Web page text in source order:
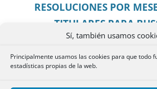
Sí, también usamos
Principalmente usamos las cookies para que todo
estadísticas propias de la web.
RESOLUCIONES POR
TITULARES PARA
Ir al INFORME de FEBRERO
del BOE)